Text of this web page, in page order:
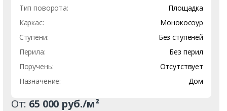
Тип поворота:
Площадка
Каркас:
Монокосоур
Ступени:
Без ступеней
Перила:
Без перил
Поручень:
Отсутствует
Назначение:
Дом
От: 65 000 руб./м²